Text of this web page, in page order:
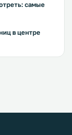
самые
в центре